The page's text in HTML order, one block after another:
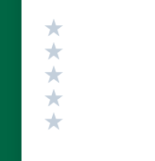
Valutazione